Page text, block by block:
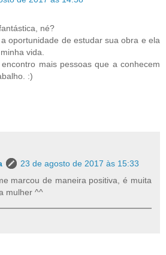
né?
oportunidade de estudar sua obra e ela
vida.
mais pessoas que a conhecem
:)
23 de agosto de 2017 às 15:33
marcou de maneira positiva, é muita
mulher ^^